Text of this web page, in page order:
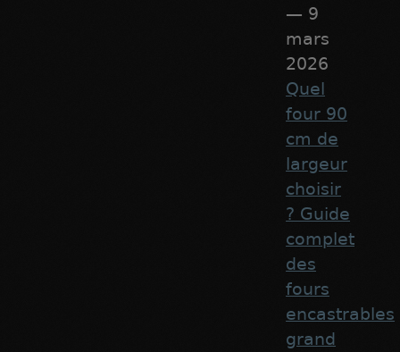
— 9
mars
2026
Quel
four 90
cm de
largeur
choisir
? Guide
complet
des
fours
encastrables
grand